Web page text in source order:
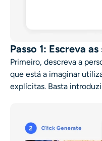
Passo 1: Escreva
Primeiro, descreva a
que está a imaginar
explícitas. Basta